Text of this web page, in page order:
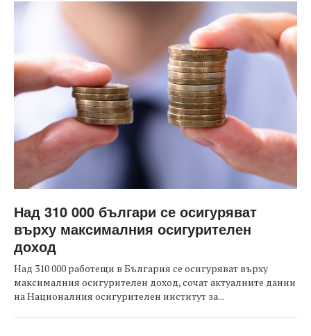
Над 310 000 българи се осигуряват
върху максималния осигурителен
доход
Над 310 000 работещи в България се осигуряват върху
максималния осигурителен доход, сочат актуалните данни
на Националния осигурителен институт за...